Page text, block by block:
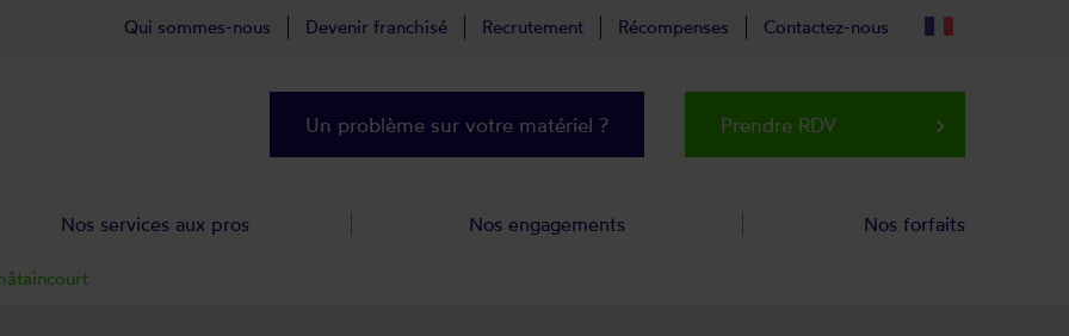
Qui sommes-nous Devenir franchisé Recrutement Récompenses Contactez-nous
Un problème sur votre matériel ? Prendre RDV keyboard_arrow_right
Nos services aux pros Nos engagements Nos forfaits